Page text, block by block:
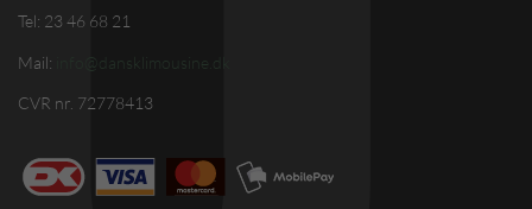
Tel: 23 46 68 21
Mail: info@dansklimousine.dk
CVR nr. 72778413